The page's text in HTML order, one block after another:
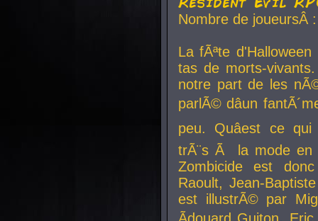
Nombre de
La fÃªte
tas de morts-
notre part de les
parlÃ© dâun
peu. Quâest ce
trÃ¨s Ã la mode en
Zombicide est
Raoult, Jean-
est illustrÃ© par